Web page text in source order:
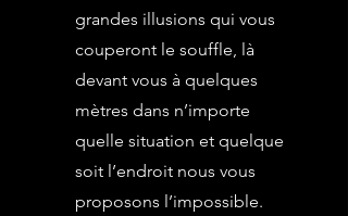
grandes illusions qui vous
couperont le souffle, là
devant vous à quelques
mètres dans n’importe
quelle situation et quelque
soit l’endroit nous vous
proposons l’impossible.